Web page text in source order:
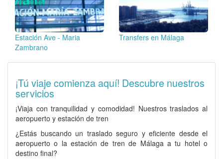
Estación Ave - Maria
Zambrano
Transfers en Málaga
¡Tú viaje comienza aquí! Descubre nuestros
servicios
¡Viaja con tranquilidad y comodidad! Nuestros traslados al
aeropuerto y estación de tren
¿Estás buscando un traslado seguro y eficiente desde el
aeropuerto o la estación de tren de Málaga a tu hotel o
destino final?